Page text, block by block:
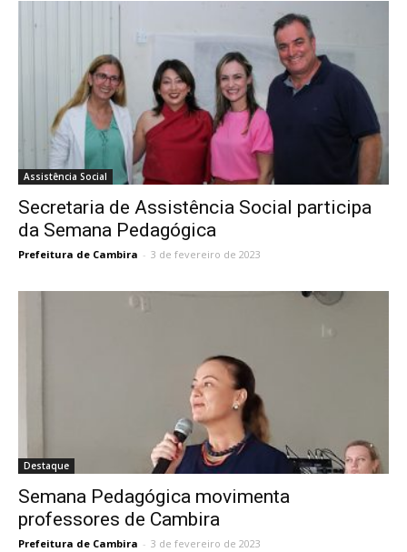
Assistência Social
Secretaria de Assistência Social participa
da Semana Pedagógica
Prefeitura de Cambira - 3 de fevereiro de 2023
Destaque
Semana Pedagógica movimenta
professores de Cambira
Prefeitura de Cambira - 3 de fevereiro de 2023